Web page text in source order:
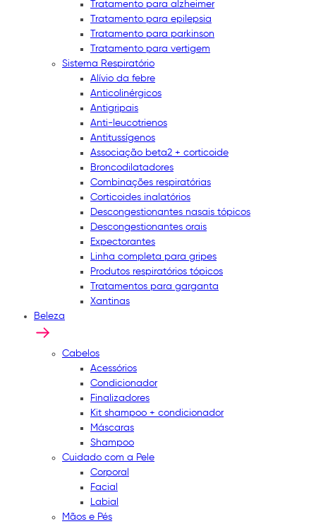
Tratamento para alzheimer
Tratamento para epilepsia
Tratamento para parkinson
Tratamento para vertigem
Sistema Respiratório
Alívio da febre
Anticolinérgicos
Antigripais
Anti-leucotrienos
Antitussígenos
Associação beta2 + corticoide
Broncodilatadores
Combinações respiratórias
Corticoides inalatórios
Descongestionantes nasais tópicos
Descongestionantes orais
Expectorantes
Linha completa para gripes
Produtos respiratórios tópicos
Tratamentos para garganta
Xantinas
Beleza
Cabelos
Acessórios
Condicionador
Finalizadores
Kit shampoo + condicionador
Máscaras
Shampoo
Cuidado com a Pele
Corporal
Facial
Labial
Mãos e Pés